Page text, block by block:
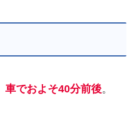
車でおよそ40分前後。